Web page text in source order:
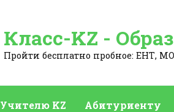
Класс-KZ -
Пройти бесплатно пробное: ЕНТ,
Учителю KZ Абитуриенту